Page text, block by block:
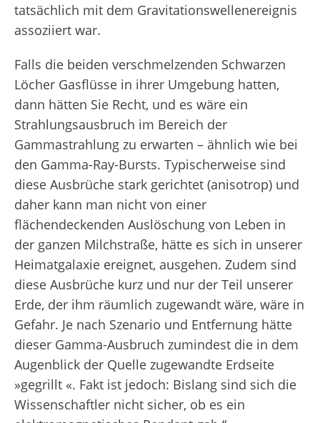
tatsächlich mit dem Gravitationswellenereignis
assoziiert war.
Falls die beiden verschmelzenden Schwarzen
Löcher Gasflüsse in ihrer Umgebung hatten,
dann hätten Sie Recht, und es wäre ein
Strahlungsausbruch im Bereich der
Gammastrahlung zu erwarten – ähnlich wie bei
den Gamma-Ray-Bursts. Typischerweise sind
diese Ausbrüche stark gerichtet (anisotrop) und
daher kann man nicht von einer
flächendeckenden Auslöschung von Leben in
der ganzen Milchstraße, hätte es sich in unserer
Heimatgalaxie ereignet, ausgehen. Zudem sind
diese Ausbrüche kurz und nur der Teil unserer
Erde, der ihm räumlich zugewandt wäre, wäre in
Gefahr. Je nach Szenario und Entfernung hätte
dieser Gamma-Ausbruch zumindest die in dem
Augenblick der Quelle zugewandte Erdseite
»gegrillt «. Fakt ist jedoch: Bislang sind sich die
Wissenschaftler nicht sicher, ob es ein